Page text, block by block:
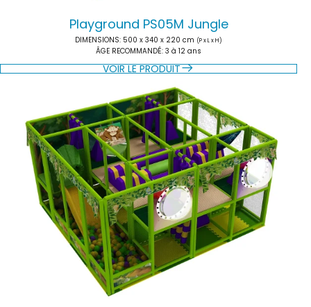
Playground PS05M Jungle
DIMENSIONS: 500 x 340 x 220 cm (P x L x H)
ÂGE RECOMMANDÉ: 3 à 12 ans
VOIR LE PRODUIT